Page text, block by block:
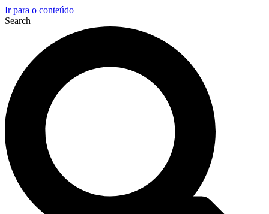
Ir para o conteúdo
Search